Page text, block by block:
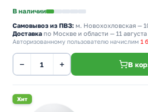
В наличии
Самовывоз из ПВЗ: м. Новохохловская —
Доставка по Москве и области — 11 августа
Авторизованному пользователю начислим 1
− + В
Хит